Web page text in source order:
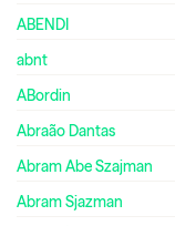
ABENDI
abnt
ABordin
Abraão Dantas
Abram Abe Szajman
Abram Sjazman